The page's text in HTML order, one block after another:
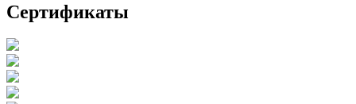
Сертификаты